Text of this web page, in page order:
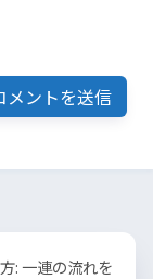
: 一連の流れを